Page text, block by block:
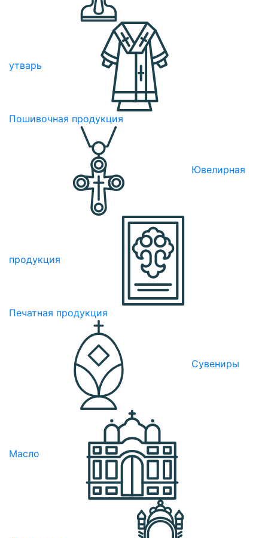
утварь
Пошивочная продукция
Ювелирная
продукция
Печатная продукция
Сувениры
Масло